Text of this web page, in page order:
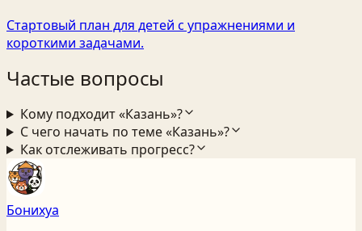
Стартовый план для детей с упражнениями и
короткими задачами.
Частые вопросы
Кому подходит «Казань»?
С чего начать по теме «Казань»?
Как отслеживать прогресс?
Бонихуа